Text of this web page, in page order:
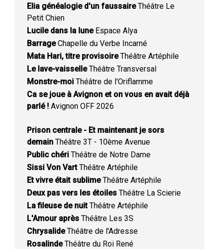
Elia généalogie d'un faussaireThéâtre Le
Petit Chien
Lucile dans la luneEspace Alya
BarrageChapelle du Verbe Incarné
Mata Hari, titre provisoireThéâtre Artéphile
Le lave-vaisselleThéâtre Transversal
Monstre-moi Théâtre de l'Oriflamme
Ca se joue à Avignon et on vous en avait déjà
parlé ! Avignon OFF 2026
Prison centrale - Et maintenant je sors
demain Théâtre 3T - 10ème Avenue
Public chéri Théâtre de Notre Dame
Sissi Von VartThéâtre Artéphile
Et vivre était sublimeThéâtre Artéphile
Deux pas vers les étoiles Théâtre La Scierie
La fileuse de nuitThéâtre Artéphile
L'Amour après Théâtre Les 3S
ChrysalideThéâtre de l'Adresse
RosalindeThéâtre du Roi René